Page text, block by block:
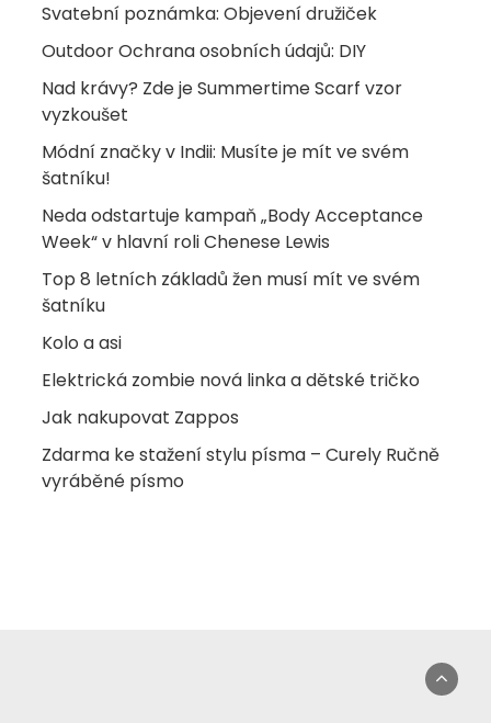
Svatební poznámka: Objevení družiček
Outdoor Ochrana osobních údajů: DIY
Nad krávy? Zde je Summertime Scarf vzor
vyzkoušet
Módní značky v Indii: Musíte je mít ve svém
šatníku!
Neda odstartuje kampaň „Body Acceptance
Week“ v hlavní roli Chenese Lewis
Top 8 letních základů žen musí mít ve svém
šatníku
Kolo a asi
Elektrická zombie nová linka a dětské tričko
Jak nakupovat Zappos
Zdarma ke stažení stylu písma – Curely Ručně
vyráběné písmo